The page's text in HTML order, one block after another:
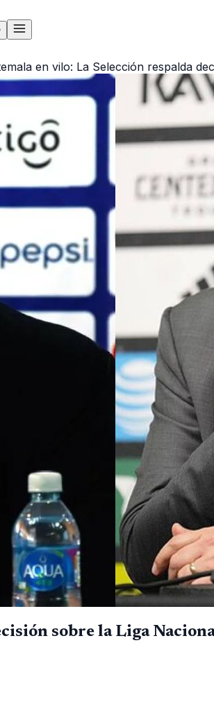
en vilo: La Selección respalda
sobre la Liga